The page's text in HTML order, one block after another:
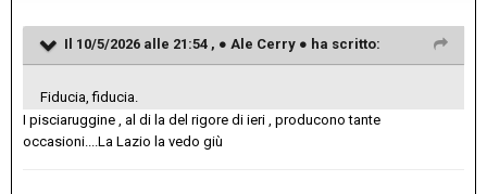
Il 10/5/2026 alle 21:54 , ● Ale Cerry ● ha scritto:
Fiducia, fiducia.
I pisciaruggine , al di la del rigore di ieri , producono tante
occasioni....La Lazio la vedo giù